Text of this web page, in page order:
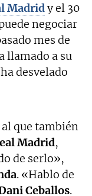
Madridy el 30
negociar
mes de
llamado a su
desvelado
que también
Madrid,
de serlo»,
. «Hablo de
Ceballos.